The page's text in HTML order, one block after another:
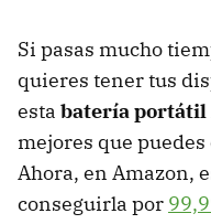
Si pasas mucho
quieres tener tus
esta batería portátil
mejores que
Ahora, en Amazon,
conseguirla por